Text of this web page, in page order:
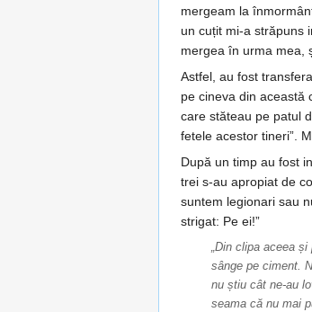
mergeam la
un cuțit mi-a străpuns
mergea în urma mea,
Astfel, au fost
pe cineva din această
care stăteau pe patul
fetele acestor tineri”.
După un timp au fost
trei s-au apropiat de
suntem legionari sau
strigat: Pe ei!”
„Din clipa aceea
sânge pe ciment.
nu știu cât ne-au
seama că nu mai